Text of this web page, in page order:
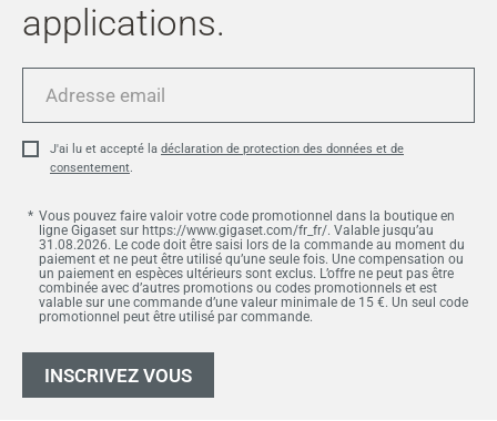
applications.
email
J'ai lu et accepté la déclaration de protection des données et de
consentement.
Vous pouvez faire valoir votre code promotionnel dans la boutique en
ligne Gigaset sur https://www.gigaset.com/fr_fr/. Valable jusqu’au
31.08.2026. Le code doit être saisi lors de la commande au moment du
paiement et ne peut être utilisé qu’une seule fois. Une compensation ou
un paiement en espèces ultérieurs sont exclus. L’offre ne peut pas être
combinée avec d’autres promotions ou codes promotionnels et est
valable sur une commande d’une valeur minimale de 15 €. Un seul code
promotionnel peut être utilisé par commande.
INSCRIVEZ VOUS